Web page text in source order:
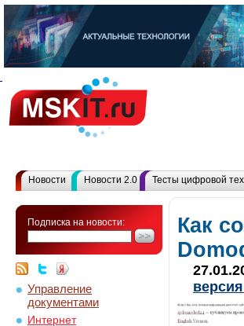
Новости Новости 2.0 Тесты цифровой
Подписка на новости:
Управление
документами
Интернет
Как